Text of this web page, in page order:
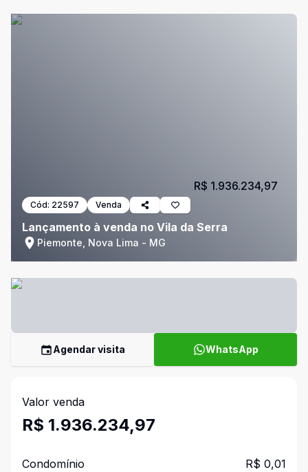
Cód: 22597 Venda
Lançamento à venda no Vila da Serra
Piemonte, Nova Lima - MG
R$ 1.936.234,97
Agendar visita WhatsApp
Valor venda
R$ 1.936.234,97
Condomínio R$ 0,01